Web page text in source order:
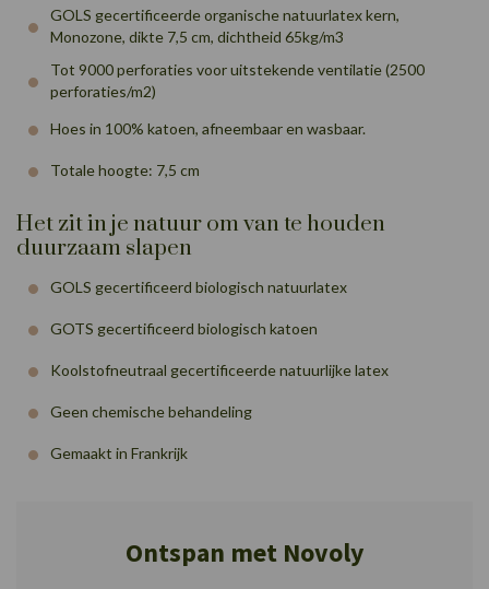
GOLS gecertificeerde organische natuurlatex kern,
Monozone, dikte 7,5 cm, dichtheid 65kg/m3
Tot 9000 perforaties voor uitstekende ventilatie (2500
perforaties/m2)
Hoes in 100% katoen, afneembaar en wasbaar.
Totale hoogte: 7,5 cm
Het zit in je natuur om van te houden
duurzaam slapen
GOLS gecertificeerd biologisch natuurlatex
GOTS gecertificeerd biologisch katoen
Koolstofneutraal gecertificeerde natuurlijke latex
Geen chemische behandeling
Gemaakt in Frankrijk
Ontspan met Novoly